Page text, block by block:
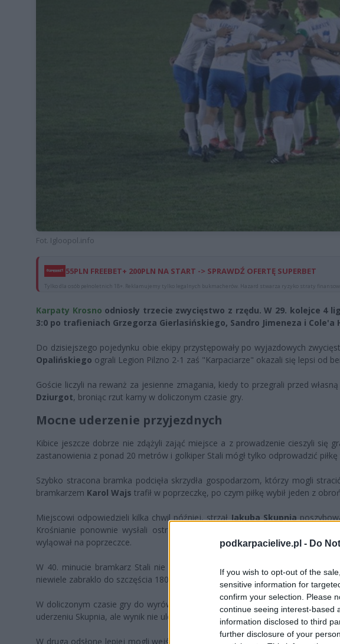
podkarpacielive.pl - Do
If you wish to opt-out of the
sensitive information for
confirm your selection. Please
continue seeing interest-based
information disclosed to third
further disclosure of your
Fot. Igloopol.info
55PLN FREEBET+ 200PLN NA START -> SPRAWDŹ OFERTĘ SUPERBET
Tylko dla osób pełnoletnich 18+. Reklamujemy tylko legalnych bukmacherów. Hazard stwarza ryzyko straty
Karpaty Krosno odniosły trzecie zwycięstwo z rzędu. W 29. kolejce 4
3:0 po trafieniach Grzegorza Gierlasińskiego, Sandro Jimeneza i Cole'a
Do dzisiejszego pojedynku obie ekipy przystępowały po wyjazdowych
Opalińskiego ograli Legion Pilzno 2-1 zaś "Karpaciarze" okazali się lepsi od
Goście liczyli na rewanż za jesienne zmagania, kiedy to przegrali przed
Dziurgot, broniąc rzut karny w doliczonym czasie gry.
Mocne uderzenie przyjezdnych
Kibice jeszcze dobrze nie zdążyli zająć miejsce a z prowadzenie cieszyli się
zastanowienia z ponad 20 metrów i golkiper Stali mógł tylko odprowadzić
Szybko stracona bramka podcięła skrzydła gospodarzom, którzy mogli
bramkarzem Karol Wajs trafił w poprzeczkę, po czym piłkę wybił jeden z
Miejscowi odpowiedzieli kilka chwil później, strzał Jakuba Skupnia
Krośnianie ponownie wysłali ostrzeżenie. Przytomnie w tej sytuacji
wyląował na poprzeczce.
W 40. minucie bramkarz Stali nie dał się zaskoczyć Sandro Jimenezowi
,
niewiele zabraklo do szczęścia 180 sekund później, gdy jego plasowany strzał
W doliczonym czasie gry do wyrównania mógł doprowadzić Kamil Matofij
,
uderzeniu Skupnia, ale wynik nie uległ zmianie i na przerwę w lepszych
W drugą odsłonę lepiej mogli wejść gospodarze. W 52. minucie świetną